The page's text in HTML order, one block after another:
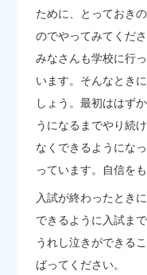
ために、とっておき
のでやってみてくだ
みなさんも学校に行
います。そんなとき
しょう。最初ははず
うになるまでやり続
なくできるようにな
っています。自信を
入試が終わったとき
できるように入試ま
うれし泣きができる
ばってください。